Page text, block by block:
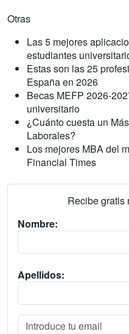
Otras
Las 5 mejores
estudiantes
Estas son las 25
España en 2026
Becas MEFP 2026-
universitario
¿Cuánto cuesta un
Laborales?
Los mejores MBA del
Financial Times
Recibe gratis
Nombre:
Apellidos: